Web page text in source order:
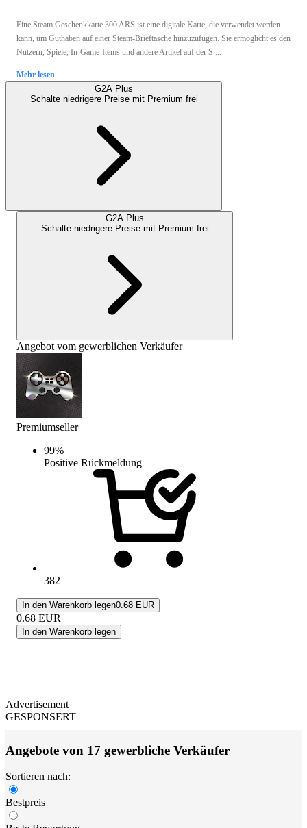
Eine Steam Geschenkkarte 300 ARS ist eine digitale Karte, die verwendet werden
kann, um Guthaben auf einer Steam-Brieftasche hinzuzufügen. Sie ermöglicht es den
Nutzern, Spiele, In-Game-Items und andere Artikel auf der S ...
Mehr lesen
G2A Plus
Schalte niedrigere Preise mit Premium frei
G2A Plus
Schalte niedrigere Preise mit Premium frei
Angebot vom gewerblichen Verkäufer
Premiumseller
99%
Positive Rückmeldung
382
In den Warenkorb legen0.68 EUR
0.68 EUR
In den Warenkorb legen
Advertisement
GESPONSERT
Angebote von 17 gewerbliche Verkäufer
Sortieren nach:
Bestpreis